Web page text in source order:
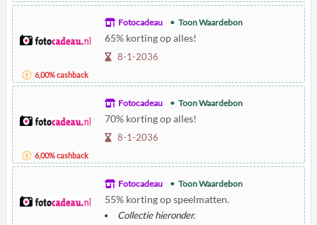
6,00% cashback
Fotocadeau Toon Waardebon
65% korting op alles!
8-1-2036
6,00% cashback
Fotocadeau Toon Waardebon
70% korting op alles!
8-1-2036
Fotocadeau Toon Waardebon
55% korting op speelmatten.
Collectie hieronder.